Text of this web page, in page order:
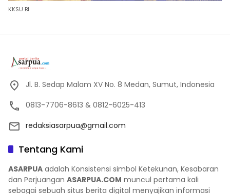
KKSU BI
Jl. B. Sedap Malam XV No. 8 Medan, Sumut, Indonesia
0813-7706-8613 & 0812-6025-413
redaksiasarpua@gmail.com
Tentang Kami
ASARPUA adalah Konsistensi simbol Ketekunan, Kesabaran
dan Perjuangan ASARPUA.COM muncul pertama kali
sebagai sebuah situs berita digital menyajikan informasi